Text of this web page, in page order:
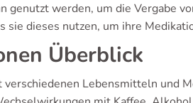
genutzt werden, um die Vergabe
sie dieses nutzen, um ihre
Überblick
verschiedenen Lebensmitteln und